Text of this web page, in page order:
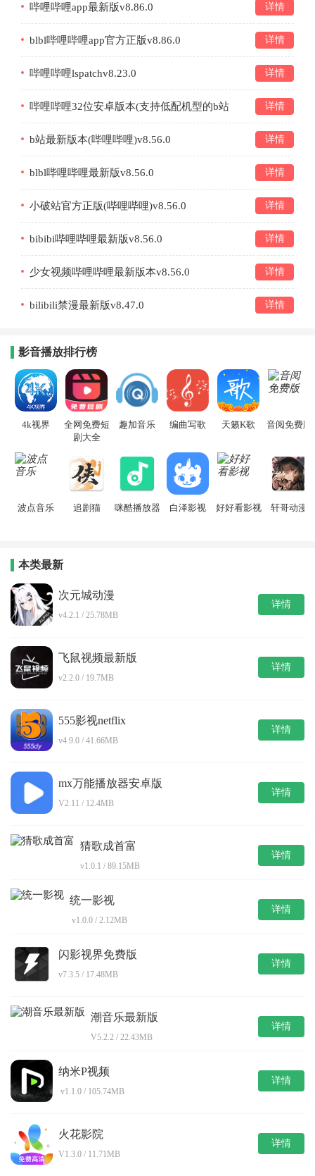
哔哩哔哩app最新版v8.86.0 详情
blbl哔哩哔哩app官方正版v8.86.0 详情
哔哩哔哩lspatchv8.23.0 详情
哔哩哔哩32位安卓版本(支持低配机型的b站
详情
b站最新版本(哔哩哔哩)v8.56.0 详情
blbl哔哩哔哩最新版v8.56.0 详情
小破站官方正版(哔哩哔哩)v8.56.0 详情
bibibi哔哩哔哩最新版v8.56.0 详情
少女视频哔哩哔哩最新版本v8.56.0 详情
bilibili禁漫最新版v8.47.0 详情
影音播放排行榜
4k视界
全网免费短
剧大全
趣加音乐 编曲写歌 天籁K歌 音阅免费版
波点音乐 追剧猫 咪酷播放器 白泽影视 好好看影视 轩哥动漫
本类最新
次元城动漫
v4.2.1 / 25.78MB
详情
飞鼠视频最新版
v2.2.0 / 19.7MB
详情
555影视netflix
v4.9.0 / 41.66MB
详情
mx万能播放器安卓版
V2.11 / 12.4MB
详情
猜歌成首富
v1.0.1 / 89.15MB
详情
统一影视
v1.0.0 / 2.12MB
详情
闪影视界免费版
v7.3.5 / 17.48MB
详情
潮音乐最新版
V5.2.2 / 22.43MB
详情
纳米P视频
v1.1.0 / 105.74MB
详情
火花影院
V1.3.0 / 11.71MB
详情